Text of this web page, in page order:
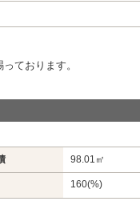
ております。
98.01㎡
160(%)